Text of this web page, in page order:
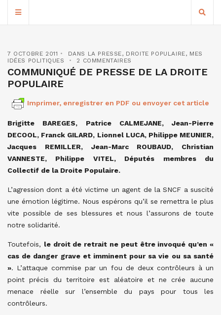
7 OCTOBRE 2011 DANS LA PRESSE, DROITE POPULAIRE, MES
IDÉES POLITIQUES
2 COMMENTAIRES
COMMUNIQUÉ DE PRESSE DE LA DROITE
POPULAIRE
Imprimer, enregistrer en PDF ou envoyer cet article
Brigitte BAREGES, Patrice CALMEJANE, Jean-Pierre
DECOOL, Franck GILARD, Lionnel LUCA, Philippe MEUNIER,
Jacques REMILLER, Jean-Marc ROUBAUD, Christian
VANNESTE, Philippe VITEL, Députés membres du
Collectif de la Droite Populaire.
L’agression dont a été victime un agent de la SNCF a suscité
une émotion légitime. Nous espérons qu’il se remettra le plus
vite possible de ses blessures et nous l’assurons de toute
notre solidarité.
Toutefois, le droit de retrait ne peut être invoqué qu’en «
cas de danger grave et imminent pour sa vie ou sa santé
». L’attaque commise par un fou de deux contrôleurs à un
point précis du territoire est aléatoire et ne crée aucune
menace réelle sur l’ensemble du pays pour tous les
contrôleurs.